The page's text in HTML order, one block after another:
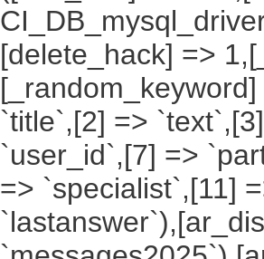
[delete_hack] =>
`title`,[2] =>
`user_id`,[7] =>
=> `specialist`,[11]